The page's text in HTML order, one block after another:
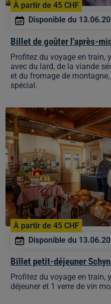
À partir de 45 CHF
Disponible du
Billet de goûter l'après-
Profitez du voyage en train,
avec du lard, de la viande
et du fromage de
spécial.
Billet
petit-
déjeuner
Schynige
Platte
À partir de 45 CHF
Disponible du
Billet petit-déjeuner
Profitez du voyage en train,
déjeuner et 1 verre de vin